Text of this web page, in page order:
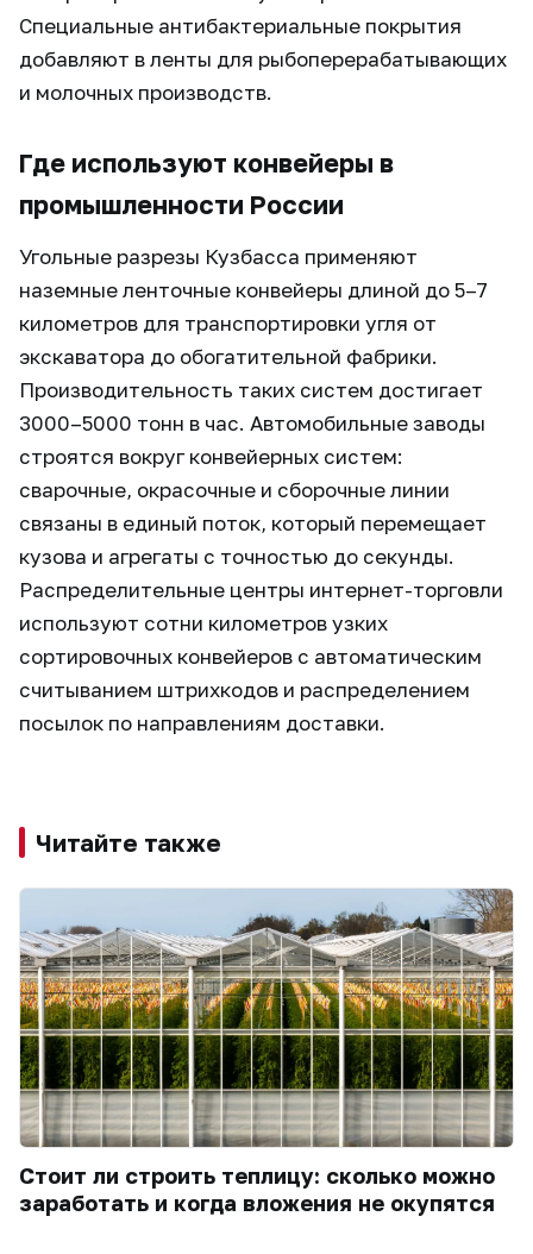
Специальные антибактериальные покрытия
добавляют в ленты для рыбоперерабатывающих
и молочных производств.
Где используют конвейеры в
промышленности России
Угольные разрезы Кузбасса применяют
наземные ленточные конвейеры длиной до 5–7
километров для транспортировки угля от
экскаватора до обогатительной фабрики.
Производительность таких систем достигает
3000–5000 тонн в час. Автомобильные заводы
строятся вокруг конвейерных систем:
сварочные, окрасочные и сборочные линии
связаны в единый поток, который перемещает
кузова и агрегаты с точностью до секунды.
Распределительные центры интернет-торговли
используют сотни километров узких
сортировочных конвейеров с автоматическим
считыванием штрихкодов и распределением
посылок по направлениям доставки.
Читайте также
Стоит ли строить теплицу: сколько можно
заработать и когда вложения не окупятся